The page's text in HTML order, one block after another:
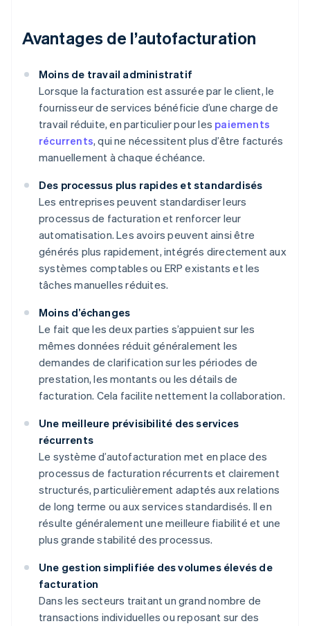
Avantages de l’autofacturation
Moins de travail administratif
Lorsque la facturation est assurée par le client, le
fournisseur de services bénéficie d’une charge de
travail réduite, en particulier pour les paiements
récurrents, qui ne nécessitent plus d’être facturés
manuellement à chaque échéance.
Des processus plus rapides et standardisés
Les entreprises peuvent standardiser leurs
processus de facturation et renforcer leur
automatisation. Les avoirs peuvent ainsi être
générés plus rapidement, intégrés directement aux
systèmes comptables ou ERP existants et les
tâches manuelles réduites.
Moins d’échanges
Le fait que les deux parties s’appuient sur les
mêmes données réduit généralement les
demandes de clarification sur les périodes de
prestation, les montants ou les détails de
facturation. Cela facilite nettement la collaboration.
Une meilleure prévisibilité des services
récurrents
Le système d’autofacturation met en place des
processus de facturation récurrents et clairement
structurés, particulièrement adaptés aux relations
de long terme ou aux services standardisés. Il en
résulte généralement une meilleure fiabilité et une
plus grande stabilité des processus.
Une gestion simplifiée des volumes élevés de
facturation
Dans les secteurs traitant un grand nombre de
transactions individuelles ou reposant sur des